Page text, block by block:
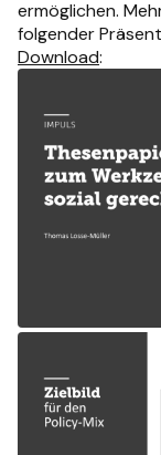
ermöglichen.
folgender
Download: